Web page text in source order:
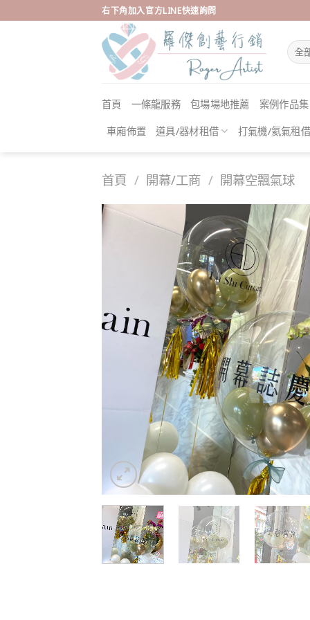
to
右下角加入官方LINE快速詢問
首頁 一條龍服務 包場場地推薦 案例作品集
車廂佈置 道具/器材租借 打氣機/氦氣租借
首頁 / 開幕/工商 / 開幕空飄氣球